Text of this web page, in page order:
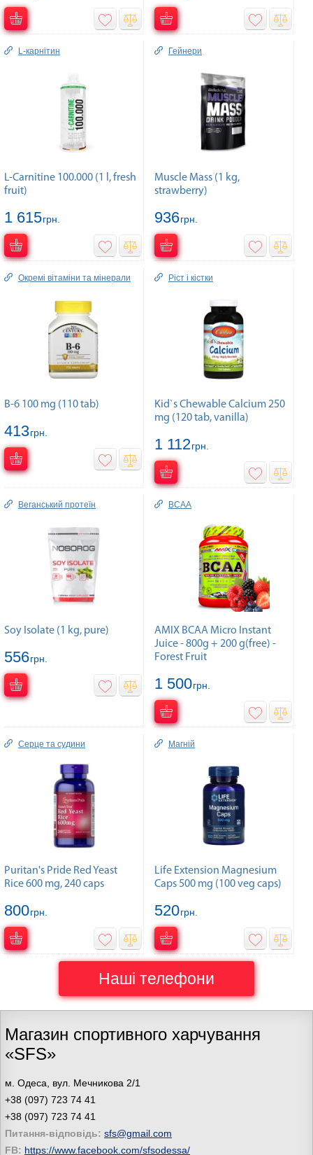
L-карнітин
L-Carnitine 100.000 (1 l, fresh
fruit)
1 615грн.
Гейнери
Muscle Mass (1 kg,
strawberry)
936грн.
Окремі вітаміни та мінерали
B-6 100 mg (110 tab)
413грн.
Ріст і кістки
Kid`s Chewable Calcium 250
mg (120 tab, vanilla)
1 112грн.
Веганський протеїн
Soy Isolate (1 kg, pure)
556грн.
BCAA
AMIX BCAA Micro Instant
Juice - 800g + 200 g(free) -
Forest Fruit
1 500грн.
Серце та судини
Puritan's Pride Red Yeast
Rice 600 mg, 240 caps
800грн.
Магній
Life Extension Magnesium
Caps 500 mg (100 veg caps)
520грн.
Наші телефони
Магазин спортивного харчування
«SFS»
м. Одеса, вул. Мечникова 2/1
+38 (097) 723 74 41
+38 (097) 723 74 41
Питання-відповідь: sfs@gmail.com
FB: https://www.facebook.com/sfsodessa/